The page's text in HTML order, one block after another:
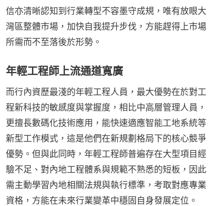
信亦清晰認知到行業轉型不容墨守成規，唯有放眼大
灣區整體市場，加快自我提升步伐，方能趕得上市場
所需而不至落後於形勢。
年輕工程師上流通道寬廣
而行內資歷最淺的年輕工程人員，最大優勢在於對工
程新科技的敏感度與掌握度，相比中高層管理人員，
更擅長數碼化技術應用，能快速適應智能工地系統等
新型工作模式，這是他們在新規劃格局下的核心競爭
優勢。但與此同時，年輕工程師普遍存在大型項目經
驗不足、對內地工程體系與規範不熟悉的短板，因此
需主動學習內地相關法規與執行標準，考取對應專業
資格，方能在未來行業變革中穩固自身發展定位。